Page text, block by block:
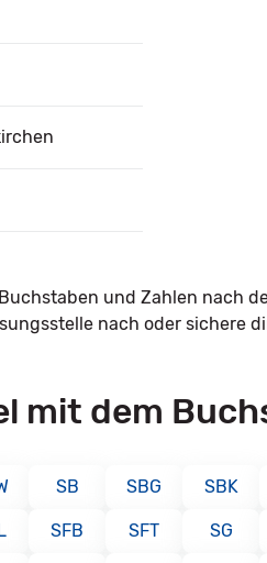
und Zahlen nach
nach oder sichere
mit dem
SB SBG SBK
SFB SFT SG